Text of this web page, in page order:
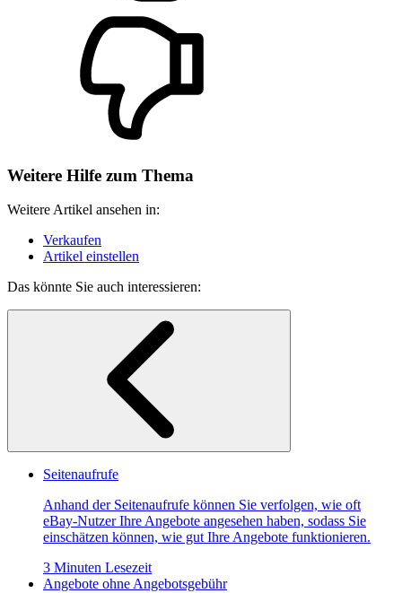
Weitere Hilfe zum Thema
Weitere Artikel ansehen in:
Verkaufen
Artikel einstellen
Das könnte Sie auch interessieren:
Seitenaufrufe
Anhand der Seitenaufrufe können Sie verfolgen, wie oft
eBay-Nutzer Ihre Angebote angesehen haben, sodass Sie
einschätzen können, wie gut Ihre Angebote funktionieren.
3 Minuten Lesezeit
Angebote ohne Angebotsgebühr